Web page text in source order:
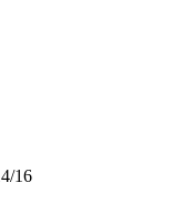
16